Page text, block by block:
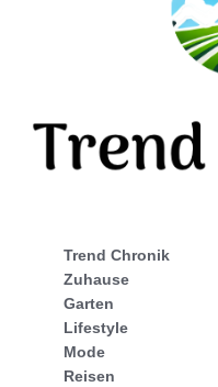
Trend Chronik
Zuhause
Garten
Lifestyle
Mode
Reisen